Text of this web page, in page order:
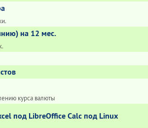
на 12 мес.
курса валюты
под LibreОffice Calc под Linux